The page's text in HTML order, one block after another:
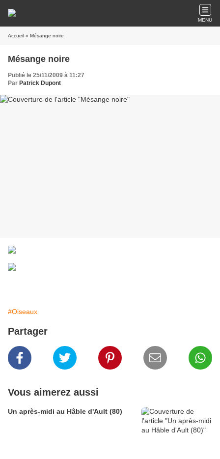
MENU
Accueil » Mésange noire
Mésange noire
Publié le 25/11/2009 à 11:27
Par Patrick Dupont
#Oiseaux
Partager
Vous aimerez aussi
Un après-midi au Hâble d'Ault (80)